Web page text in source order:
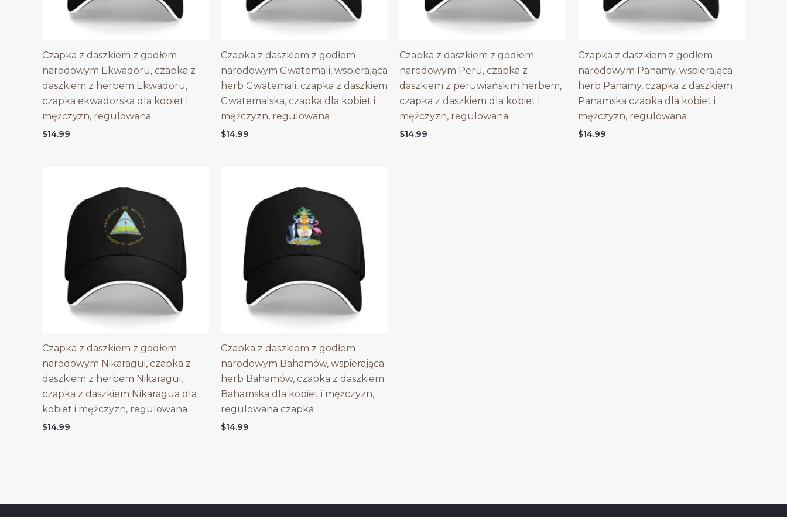
Czapka z daszkiem z godłem
narodowym Ekwadoru, czapka z
daszkiem z herbem Ekwadoru,
czapka ekwadorska dla kobiet i
mężczyzn, regulowana
$14.99
Czapka z daszkiem z godłem
narodowym Gwatemali, wspierająca
herb Gwatemali, czapka z daszkiem
Gwatemalska, czapka dla kobiet i
mężczyzn, regulowana
$14.99
Czapka z daszkiem z godłem
narodowym Peru, czapka z
daszkiem z peruwiańskim herbem,
czapka z daszkiem dla kobiet i
mężczyzn, regulowana
$14.99
Czapka z daszkiem z godłem
narodowym Panamy, wspierająca
herb Panamy, czapka z daszkiem
Panamska czapka dla kobiet i
mężczyzn, regulowana
$14.99
Czapka z daszkiem z godłem
narodowym Nikaragui, czapka z
daszkiem z herbem Nikaragui,
czapka z daszkiem Nikaragua dla
kobiet i mężczyzn, regulowana
$14.99
Czapka z daszkiem z godłem
narodowym Bahamów, wspierająca
herb Bahamów, czapka z daszkiem
Bahamska dla kobiet i mężczyzn,
regulowana czapka
$14.99